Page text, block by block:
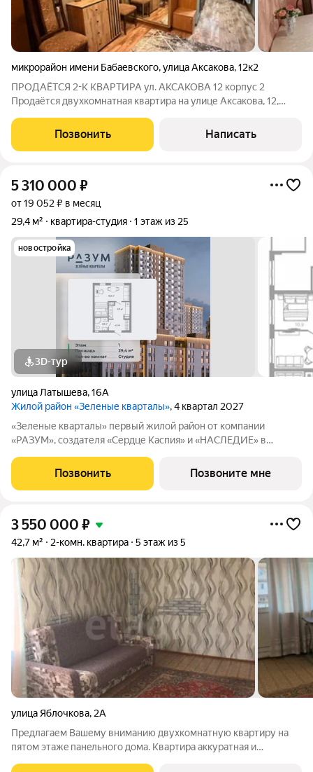
микрорайон имени Бабаевского,улица Аксакова,12к2
ПРОДАЁТСЯ 2-К КВАРТИРА ул. АКСАКОВА 12 корпус 2
Продаётся двухкомнатная квартира на улице Аксакова, 12,
улучшенной планировки (серия 135-Б). Шестой этаж
девятиэтажки, одна из самых удобных и
Позвонить Написать
5 310 000 ₽
от 19 052 ₽ в месяц
29,4 м²
квартира-студия 1 этаж из 25
новостройка
3D-тур
улица Латышева,16А
Жилой район «Зеленые кварталы», 4 квартал 2027
«Зеленые кварталы» первый жилой район от компании
«РАЗУМ», создателя «Сердце Каспия» и «НАСЛЕДИЕ» в
объединенных общим бульваром. Жилой район расположен в
центре университетской жизни Астрахани. Рядом
Позвонить Позвоните мне
3 550 000 ₽
42,7 м² 2-комн. квартира 5 этаж из 5
улица Яблочкова, 2А
Предлагаем Вашему вниманию двухкомнатную квартиру на
пятом этaжe пaнeльного дома. Квартира аккуратная и